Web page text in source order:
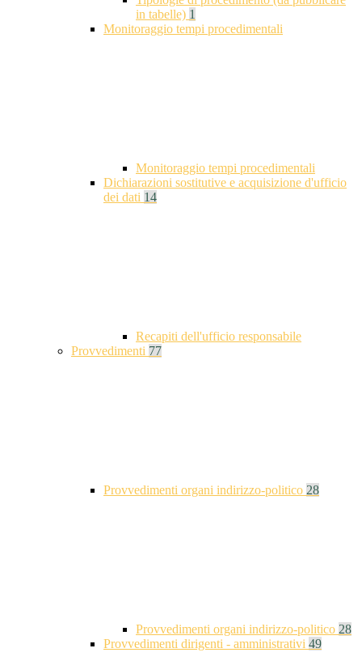
in tabelle) 1
Monitoraggio tempi procedimentali
Monitoraggio tempi procedimentali
Dichiarazioni sostitutive e acquisizione d'ufficio
dei dati 14
Recapiti dell'ufficio responsabile
Provvedimenti 77
Provvedimenti organi indirizzo-politico 28
Provvedimenti organi indirizzo-politico 28
Provvedimenti dirigenti - amministrativi 49